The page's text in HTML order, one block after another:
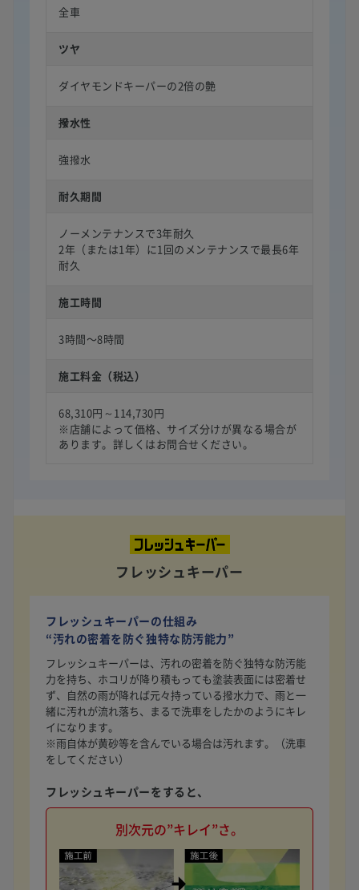
全車
ツヤ
ダイヤモンドキーパーの2倍の艶
撥水性
強撥水
耐久期間
ノーメンテナンスで3年耐久
2年（または1年）に1回のメンテナンスで最長6年
耐久
施工時間
3時間〜8時間
施工料金（税込）
68,310円～114,730円
※店舗によって価格、サイズ分けが異なる場合が
あります。詳しくはお問合せください。
フレッシュキーパー
フレッシュキーパーの仕組み
“汚れの密着を防ぐ独特な防汚能力”
フレッシュキーパーは、汚れの密着を防ぐ独特な防汚能
力を持ち、ホコリが降り積もっても塗装表面には密着せ
ず、自然の雨が降れば元々持っている撥水力で、雨と一
緒に汚れが流れ落ち、まるで洗車をしたかのようにキレ
イになります。
※雨自体が黄砂等を含んでいる場合は汚れます。（洗車
をしてください）
フレッシュキーパーをすると、
別次元の”キレイ”さ。